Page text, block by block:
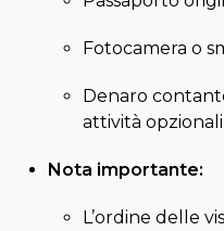
Fotocamera o
Denaro
attività opzionali
Nota importante:
L’ordine delle